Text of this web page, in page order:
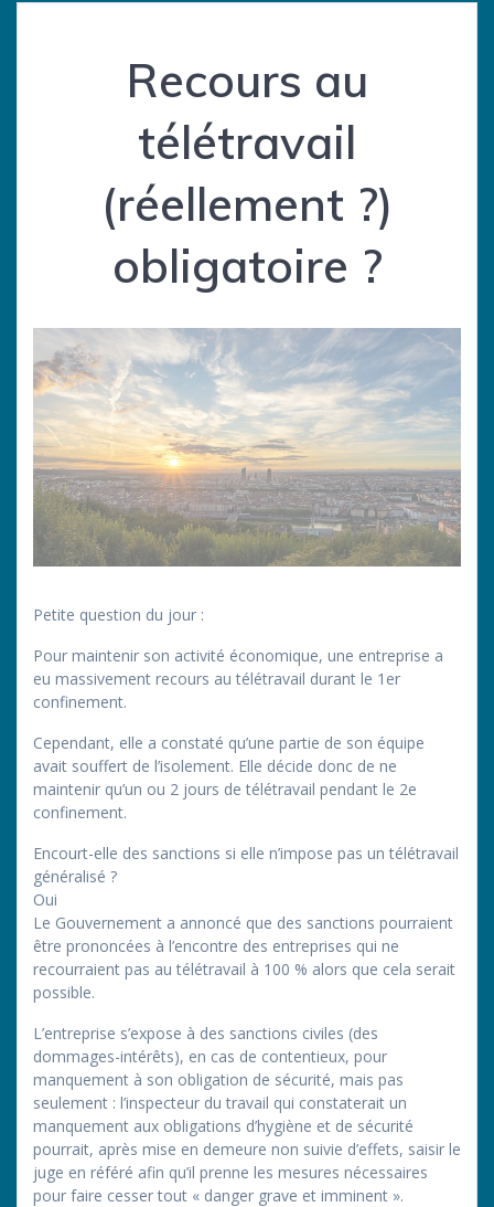
Recours au
télétravail
(réellement ?)
obligatoire ?
Petite question du jour :
Pour maintenir son activité économique, une entreprise a
eu massivement recours au télétravail durant le 1er
confinement.
Cependant, elle a constaté qu’une partie de son équipe
avait souffert de l’isolement. Elle décide donc de ne
maintenir qu’un ou 2 jours de télétravail pendant le 2e
confinement.
Encourt-elle des sanctions si elle n’impose pas un télétravail
généralisé ?
Oui
Le Gouvernement a annoncé que des sanctions pourraient
être prononcées à l’encontre des entreprises qui ne
recourraient pas au télétravail à 100 % alors que cela serait
possible.
L’entreprise s’expose à des sanctions civiles (des
dommages-intérêts), en cas de contentieux, pour
manquement à son obligation de sécurité, mais pas
seulement : l’inspecteur du travail qui constaterait un
manquement aux obligations d’hygiène et de sécurité
pourrait, après mise en demeure non suivie d’effets, saisir le
juge en référé afin qu’il prenne les mesures nécessaires
pour faire cesser tout « danger grave et imminent ».